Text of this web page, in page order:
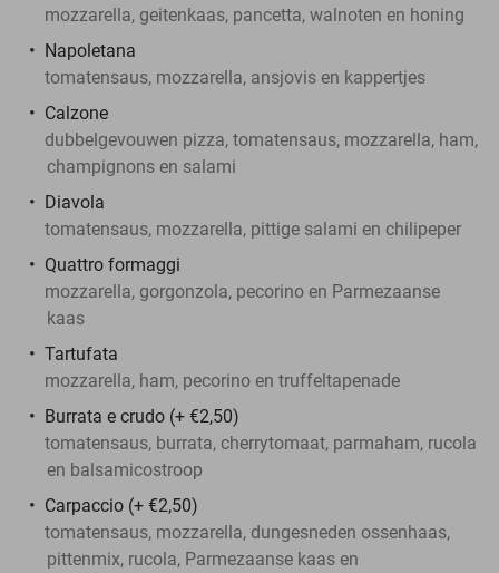
mozzarella, geitenkaas, pancetta, walnoten en honing
Napoletana
tomatensaus, mozzarella, ansjovis en kappertjes
Calzone
dubbelgevouwen pizza, tomatensaus, mozzarella, ham,
champignons en salami
Diavola
tomatensaus, mozzarella, pittige salami en chilipeper
Quattro formaggi
mozzarella, gorgonzola, pecorino en Parmezaanse
kaas
Tartufata
mozzarella, ham, pecorino en truffeltapenade
Burrata e crudo (+ €2,50)
tomatensaus, burrata, cherrytomaat, parmaham, rucola
en balsamicostroop
Carpaccio (+ €2,50)
tomatensaus, mozzarella, dungesneden ossenhaas,
pittenmix, rucola, Parmezaanse kaas en